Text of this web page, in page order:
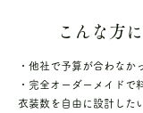
こんな方
・他社で予算が合わなか
・完全オーダーメイドで
衣装数を自由に設計した